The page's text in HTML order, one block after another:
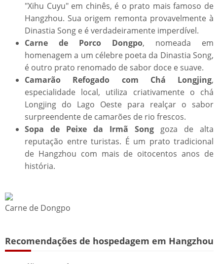
"Xihu Cuyu" em chinês, é o prato mais famoso de
Hangzhou. Sua origem remonta provavelmente à
Dinastia Song e é verdadeiramente imperdível.
Carne de Porco Dongpo, nomeada em
homenagem a um célebre poeta da Dinastia Song,
é outro prato renomado de sabor doce e suave.
Camarão Refogado com Chá Longjing,
especialidade local, utiliza criativamente o chá
Longjing do Lago Oeste para realçar o sabor
surpreendente de camarões de rio frescos.
Sopa de Peixe da Irmã Song goza de alta
reputação entre turistas. É um prato tradicional
de Hangzhou com mais de oitocentos anos de
história.
Carne de Dongpo
Recomendações de hospedagem em Hangzhou​​